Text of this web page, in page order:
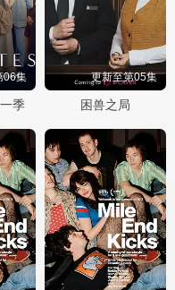
06集
季
更新至第05集
困兽之局